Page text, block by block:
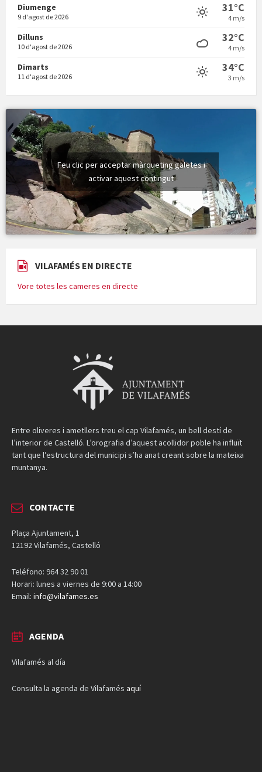
Diumenge
9 d'agost de 2026
31°C
4 m/s
Dilluns
10 d'agost de 2026
32°C
4 m/s
Dimarts
11 d'agost de 2026
34°C
3 m/s
Feu clic per acceptar màrqueting galetes i
activar aquest contingut
VILAFAMÉS EN DIRECTE
Vore totes les cameres en directe
Entre oliveres i ametllers treu el cap Vilafamés, un bell destí de
l’interior de Castelló. L’orografia d’aquest acollidor poble ha influït
tant que l’estructura del municipi s’ha anat creant sobre la mateixa
muntanya.
CONTACTE
Plaça Ajuntament, 1
12192 Vilafamés, Castelló
Teléfono: 964 32 90 01
Horari: lunes a viernes de 9:00 a 14:00
Email: info@vilafames.es
AGENDA
Vilafamés al día
Consulta la agenda de Vilafamés aquí